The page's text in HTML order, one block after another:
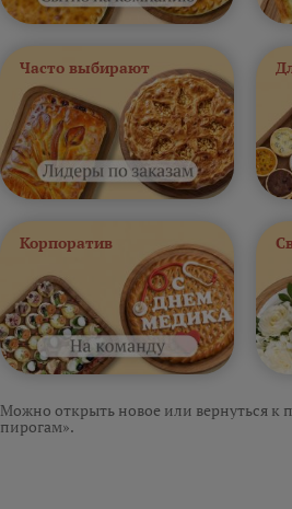
Часто выбирают
Корпоратив
Можно открыть новое или вернуться
пирогам».